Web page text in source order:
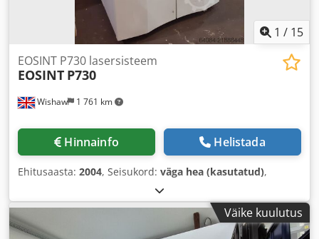
1 / 15
Wishaw 1 761 km
EOSINT P730 lasersisteem
EOSINT P730
Hinnainfo Helistada
Ehitusaasta: 2004, Seisukord: väga hea (kasutatud),
Väike kuulutus